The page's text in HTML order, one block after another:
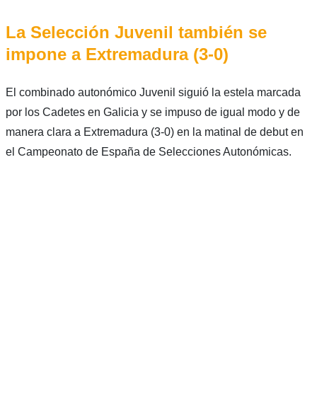
La Selección Juvenil también se
impone a Extremadura (3-0)
El combinado autonómico Juvenil siguió la estela marcada
por los Cadetes en Galicia y se impuso de igual modo y de
manera clara a Extremadura (3-0) en la matinal de debut en
el Campeonato de España de Selecciones Autonómicas.